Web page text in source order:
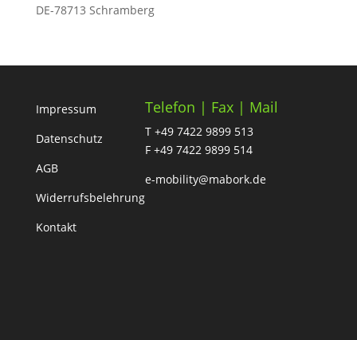
DE-78713 Schramberg
Impressum
Datenschutz
AGB
Widerrufsbelehrung
Kontakt
Telefon | Fax | Mail
T +49 7422 9899 513
F +49 7422 9899 514
e-mobility@mabork.de